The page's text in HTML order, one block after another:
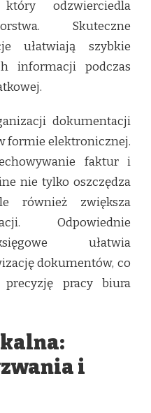
odzwierciedla
Skuteczne
ułatwiają szybkie
informacji podczas
dokumentacji
formie elektronicznej.
faktur i
nie tylko oszczędza
również zwiększa
Odpowiednie
ułatwia
dokumentów, co
pracy biura
i